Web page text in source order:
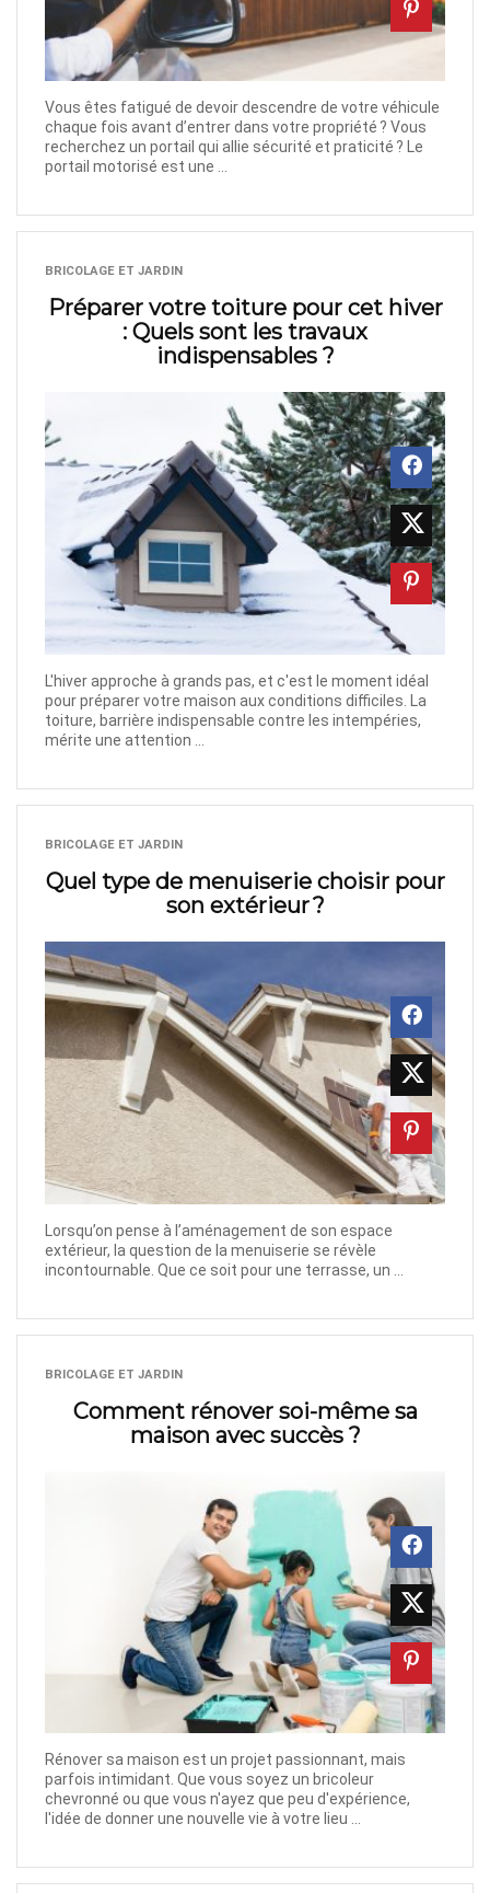
Vous êtes fatigué de devoir descendre de votre véhicule
chaque fois avant d’entrer dans votre propriété ? Vous
recherchez un portail qui allie sécurité et praticité ? Le
portail motorisé est une ...
BRICOLAGE ET JARDIN
Préparer votre toiture pour cet hiver
: Quels sont les travaux
indispensables ?
L'hiver approche à grands pas, et c'est le moment idéal
pour préparer votre maison aux conditions difficiles. La
toiture, barrière indispensable contre les intempéries,
mérite une attention ...
BRICOLAGE ET JARDIN
Quel type de menuiserie choisir pour
son extérieur ?
Lorsqu’on pense à l’aménagement de son espace
extérieur, la question de la menuiserie se révèle
incontournable. Que ce soit pour une terrasse, un ...
BRICOLAGE ET JARDIN
Comment rénover soi-même sa
maison avec succès ?
Rénover sa maison est un projet passionnant, mais
parfois intimidant. Que vous soyez un bricoleur
chevronné ou que vous n'ayez que peu d'expérience,
l'idée de donner une nouvelle vie à votre lieu ...